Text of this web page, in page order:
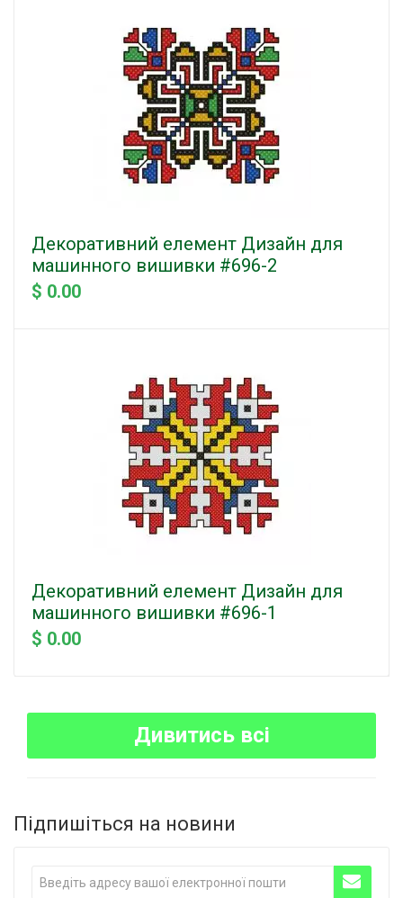
Декоративний елемент Дизайн для
машинного вишивки #696-2
$ 0.00
Декоративний елемент Дизайн для
машинного вишивки #696-1
$ 0.00
Дивитись всі
Підпишіться на новини